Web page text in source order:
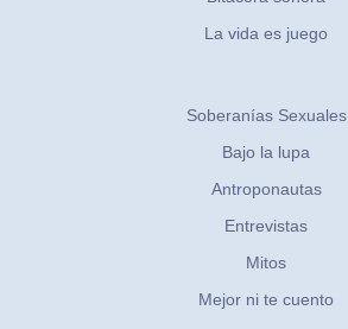
La vida es juego
Soberanías Sexuales
Bajo la lupa
Antroponautas
Entrevistas
Mitos
Mejor ni te cuento